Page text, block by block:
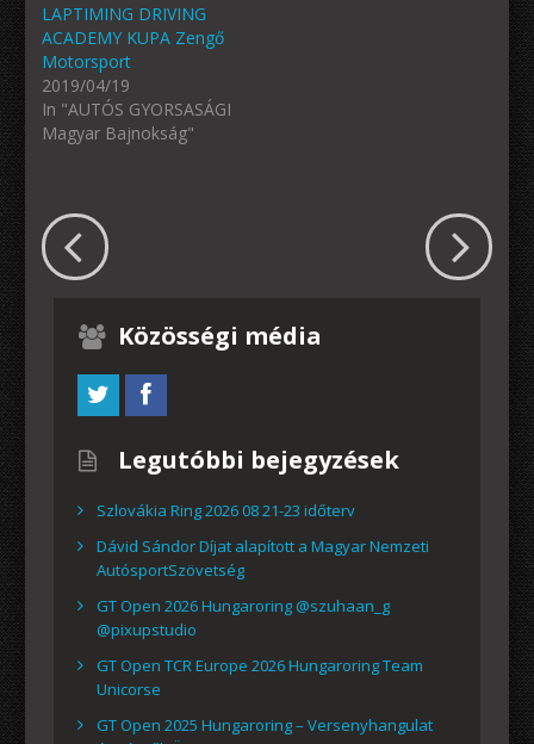
LAPTIMING DRIVING
ACADEMY KUPA Zengő
Motorsport
2019/04/19
In "AUTÓS GYORSASÁGI
Magyar Bajnokság"
Közösségi média
Legutóbbi bejegyzések
Szlovákia Ring 2026 08 21-23 időterv
Dávid Sándor Díjat alapított a Magyar Nemzeti
AutósportSzövetség
GT Open 2026 Hungaroring @szuhaan_g
@pixupstudio
GT Open TCR Europe 2026 Hungaroring Team
Unicorse
GT Open 2025 Hungaroring – Versenyhangulat